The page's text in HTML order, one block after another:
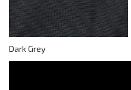
Dark Grey